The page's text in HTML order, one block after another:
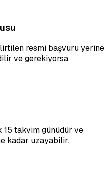
resmi başvuru yerine
ve gerekiyorsa
takvim günüdür ve
kadar uzayabilir.